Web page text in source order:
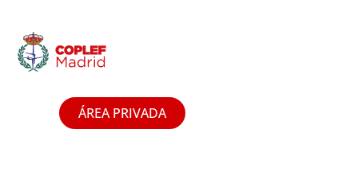
ÁREA PRIVADA